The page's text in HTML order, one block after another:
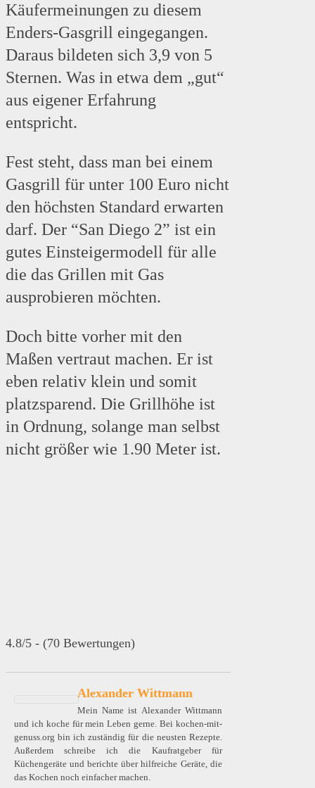
Käufermeinungen zu diesem
Enders-Gasgrill eingegangen.
Daraus bildeten sich 3,9 von 5
Sternen. Was in etwa dem „gut“
aus eigener Erfahrung
entspricht.
Fest steht, dass man bei einem
Gasgrill für unter 100 Euro nicht
den höchsten Standard erwarten
darf. Der “San Diego 2” ist ein
gutes Einsteigermodell für alle
die das Grillen mit Gas
ausprobieren möchten.
Doch bitte vorher mit den
Maßen vertraut machen. Er ist
eben relativ klein und somit
platzsparend. Die Grillhöhe ist
in Ordnung, solange man selbst
nicht größer wie 1.90 Meter ist.
4.8/5 - (70 Bewertungen)
Alexander Wittmann
Mein Name ist Alexander Wittmann
und ich koche für mein Leben gerne. Bei kochen-mit-
genuss.org bin ich zuständig für die neusten Rezepte.
Außerdem schreibe ich die Kaufratgeber für
Küchengeräte und berichte über hilfreiche Geräte, die
das Kochen noch einfacher machen.